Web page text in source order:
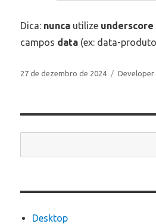
Dica: nunca utilize underscore
campos data (ex: data-
Publicado
27 de dezembro de 2024 Categorias
Developer
Desktop